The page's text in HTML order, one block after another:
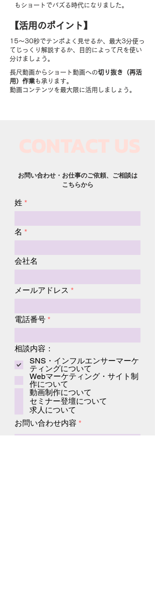
もショートでバズる時代になりました。
【​活用のポイント】
15〜30秒でテンポよく見せるか、最大3分使っ
てじっくり解説するか、目的によって尺を使い
分けましょう。
長尺動画からショート動画への切り抜き（再活
用）作業も承ります。
動画コンテンツを最大限に活用しましょう。
お問い合わせ・お仕事のご依頼、ご相談は
こちらから
姓
名
会社名
メールアドレス
電話番号
相談内容：
SNS・インフルエンサーマーケ
ティングについて
Webマーケティング・サイト制
作について
動画制作について
セミナー登壇について
求人について
お問い合わせ内容